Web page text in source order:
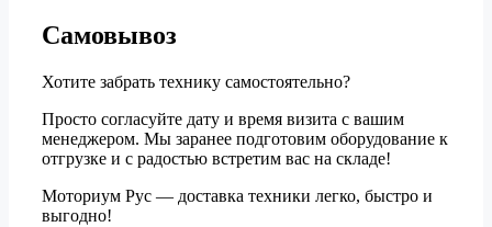
Самовывоз
Хотите забрать технику самостоятельно?
Просто согласуйте дату и время визита с вашим
менеджером. Мы заранее подготовим оборудование к
отгрузке и с радостью встретим вас на складе!
Моториум Рус — доставка техники легко, быстро и
выгодно!